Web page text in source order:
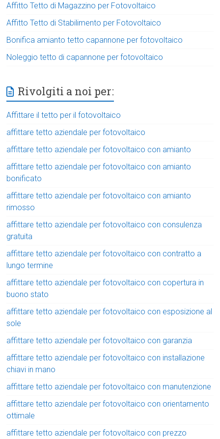
Affitto Tetto di Magazzino per Fotovoltaico
Affitto Tetto di Stabilimento per Fotovoltaico
Bonifica amianto tetto capannone per fotovoltaico
Noleggio tetto di capannone per fotovoltaico
Rivolgiti a noi per:
Affittare il tetto per il fotovoltaico
affittare tetto aziendale per fotovoltaico
affittare tetto aziendale per fotovoltaico con amianto
affittare tetto aziendale per fotovoltaico con amianto
bonificato
affittare tetto aziendale per fotovoltaico con amianto
rimosso
affittare tetto aziendale per fotovoltaico con consulenza
gratuita
affittare tetto aziendale per fotovoltaico con contratto a
lungo termine
affittare tetto aziendale per fotovoltaico con copertura in
buono stato
affittare tetto aziendale per fotovoltaico con esposizione al
sole
affittare tetto aziendale per fotovoltaico con garanzia
affittare tetto aziendale per fotovoltaico con installazione
chiavi in mano
affittare tetto aziendale per fotovoltaico con manutenzione
affittare tetto aziendale per fotovoltaico con orientamento
ottimale
affittare tetto aziendale per fotovoltaico con prezzo